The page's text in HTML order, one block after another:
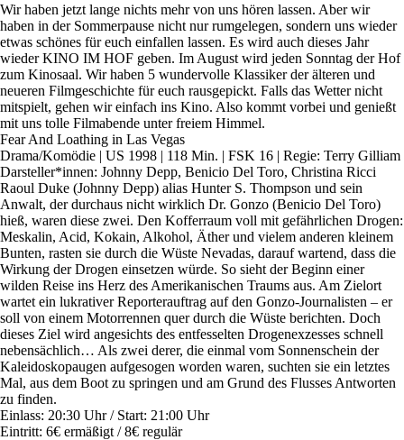
Wir haben jetzt lange nichts mehr von uns hören lassen. Aber wir
haben in der Sommerpause nicht nur rumgelegen, sondern uns wieder
etwas schönes für euch einfallen lassen. Es wird auch dieses Jahr
wieder KINO IM HOF geben. Im August wird jeden Sonntag der Hof
zum Kinosaal. Wir haben 5 wundervolle Klassiker der älteren und
neueren Filmgeschichte für euch rausgepickt. Falls das Wetter nicht
mitspielt, gehen wir einfach ins Kino. Also kommt vorbei und genießt
mit uns tolle Filmabende unter freiem Himmel.
Fear And Loathing in Las Vegas
Drama/Komödie | US 1998 | 118 Min. | FSK 16 | Regie: Terry Gilliam
Darsteller*innen: Johnny Depp, Benicio Del Toro, Christina Ricci
Raoul Duke (Johnny Depp) alias Hunter S. Thompson und sein
Anwalt, der durchaus nicht wirklich Dr. Gonzo (Benicio Del Toro)
hieß, waren diese zwei. Den Kofferraum voll mit gefährlichen Drogen:
Meskalin, Acid, Kokain, Alkohol, Äther und vielem anderen kleinem
Bunten, rasten sie durch die Wüste Nevadas, darauf wartend, dass die
Wirkung der Drogen einsetzen würde. So sieht der Beginn einer
wilden Reise ins Herz des Amerikanischen Traums aus. Am Zielort
wartet ein lukrativer Reporterauftrag auf den Gonzo-Journalisten – er
soll von einem Motorrennen quer durch die Wüste berichten. Doch
dieses Ziel wird angesichts des entfesselten Drogenexzesses schnell
nebensächlich… Als zwei derer, die einmal vom Sonnenschein der
Kaleidoskopaugen aufgesogen worden waren, suchten sie ein letztes
Mal, aus dem Boot zu springen und am Grund des Flusses Antworten
zu finden.
Einlass: 20:30 Uhr / Start: 21:00 Uhr
Eintritt: 6€ ermäßigt / 8€ regulär